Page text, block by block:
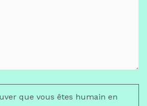
que vous êtes humain en